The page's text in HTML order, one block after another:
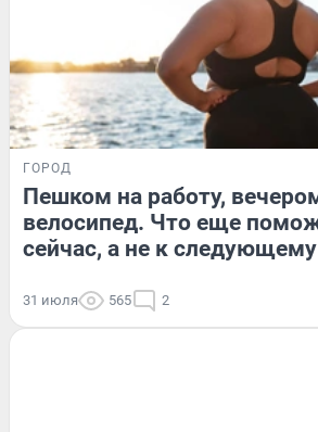
ГОРОД
Пешком на работу,
велосипед. Что еще
сейчас, а не к следующему
31 июля 565 2